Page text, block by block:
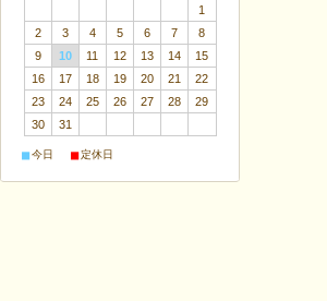
1
2
3 4 5 6 7
8
9
10 11 12 13 14
15
16
17 18 19 20 21
22
23
24 25 26 27 28
29
30
31
■今日 ■定休日